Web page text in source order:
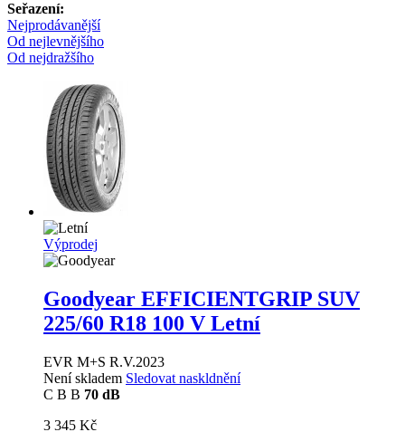
Seřazení:
Nejprodávanější
Od nejlevnějšího
Od nejdražšího
Výprodej
Goodyear EFFICIENTGRIP SUV
225/60 R18 100 V Letní
EVR M+S R.V.2023
Není skladem Sledovat naskldnění
C B B 70 dB
3 345 Kč